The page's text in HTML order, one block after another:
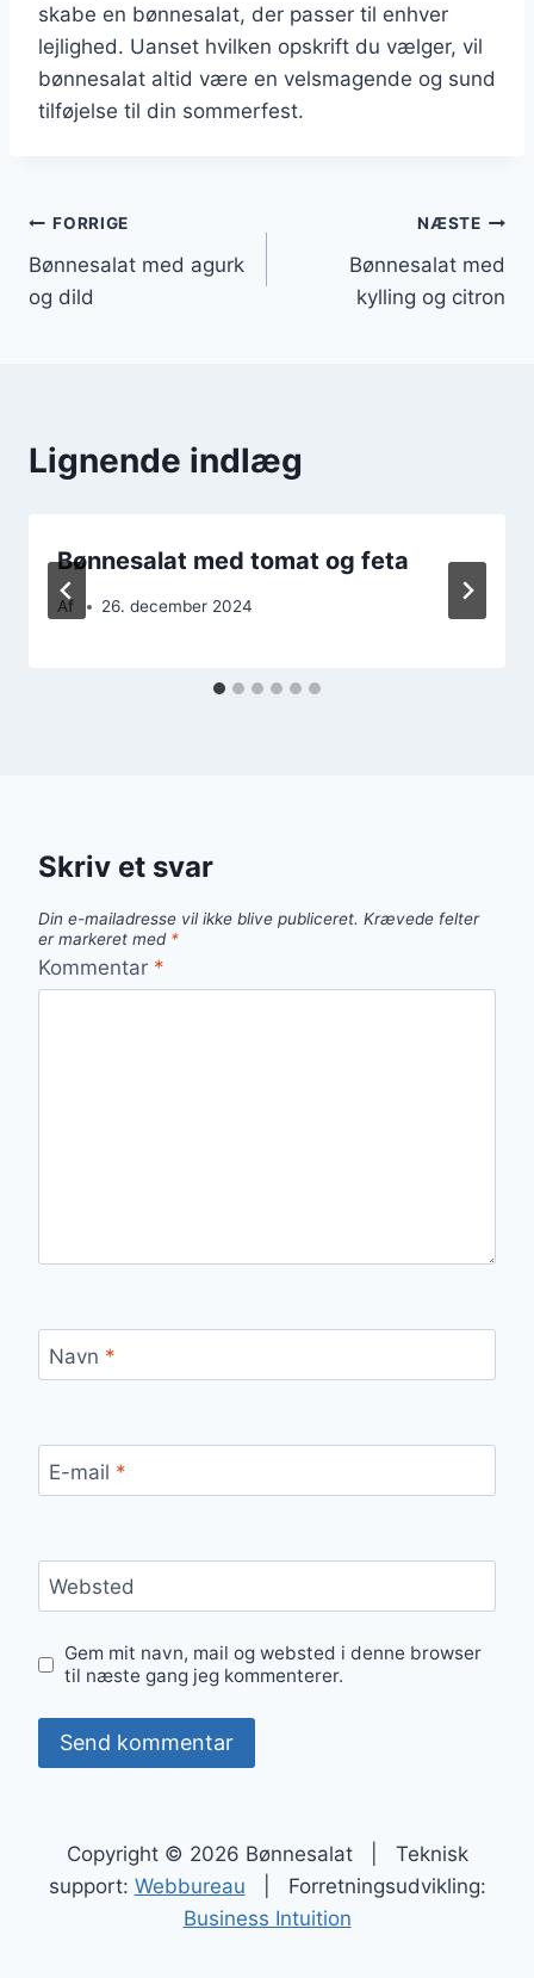
skabe en bønnesalat, der passer til enhver
lejlighed. Uanset hvilken opskrift du vælger, vil
bønnesalat altid være en velsmagende og sund
tilføjelse til din sommerfest.
Indlægsnavigation
FORRIGE
Bønnesalat med agurk
og dild
NÆSTE
Bønnesalat med
kylling og citron
Lignende indlæg
Bønnesalat med tomat og feta
Af 26. december 2024
Skriv et svar
Din e-mailadresse vil ikke blive publiceret. Krævede felter
er markeret med *
Kommentar *
Navn *
E-mail *
Websted
Gem mit navn, mail og websted i denne browser
til næste gang jeg kommenterer.
Copyright © 2026 Bønnesalat | Teknisk
support: Webbureau | Forretningsudvikling:
Business Intuition